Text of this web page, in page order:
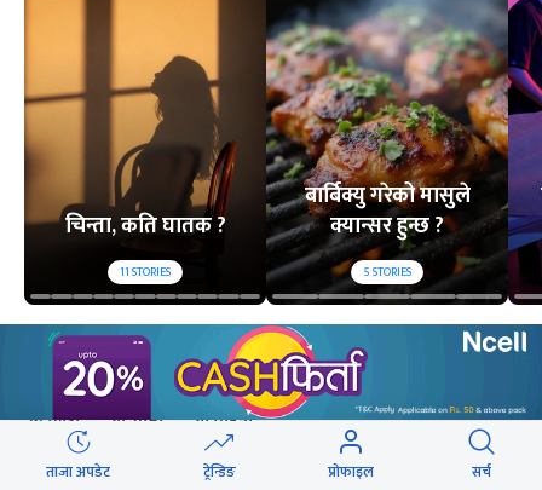
चिन्ता, कति घातक ?
11STORIES
बार्बिक्यु गरेको मासुले
क्यान्सर हुन्छ ?
5STORIES
लोकप्रिय
२४ घण्टा यो साता यो महिना
ताजा अपडेट ट्रेन्डिङ प्रोफाइल सर्च